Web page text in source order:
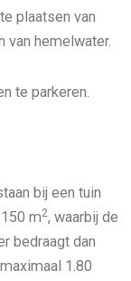
plaatsen van
van hemelwater.
te parkeren.
bij een tuin
m2, waarbij de
bedraagt dan
1.80